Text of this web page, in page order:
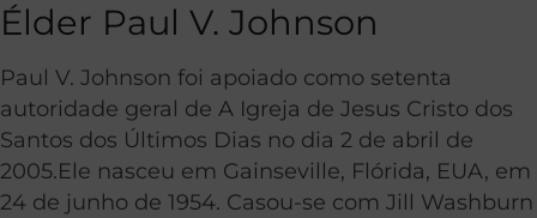
Élder Paul V. Johnson
Paul V. Johnson foi apoiado como setenta
autoridade geral de A Igreja de Jesus Cristo dos
Santos dos Últimos Dias no dia 2 de abril de
2005.Ele nasceu em Gainseville, Flórida, EUA, em
24 de junho de 1954. Casou-se com Jill Washburn